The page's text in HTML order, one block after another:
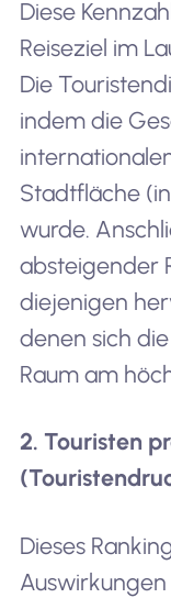
Diese
Reiseziel im
Die
indem die
Stadtfläche
wurde.
absteigender
diejenigen
denen sich
Raum am
2. Touristen
Dieses